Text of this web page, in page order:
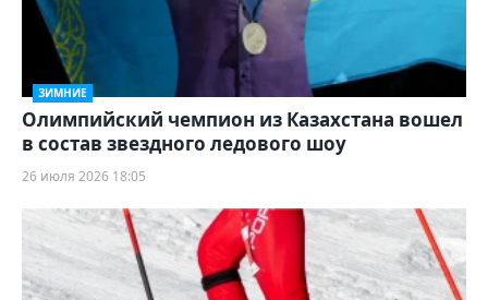
ЗИМНИЕ
Олимпийский чемпион из Казахстана вошел
в состав звездного ледового шоу
26 июля 2026 18:05